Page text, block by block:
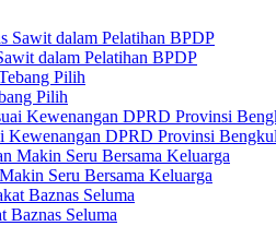
dalam Pelatihan BPDP
Pilih
Kewenangan DPRD Provinsi
Seru Bersama Keluarga
Baznas Seluma